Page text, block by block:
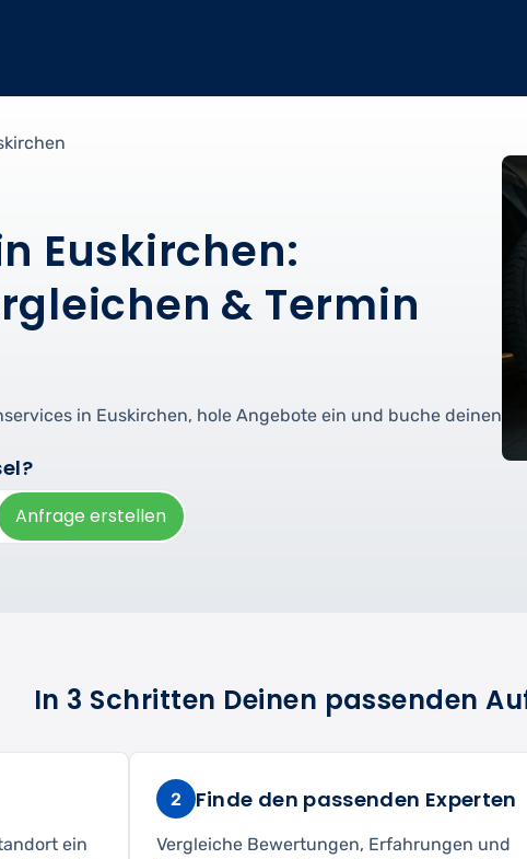
Euskirchen:
& Termin
in Euskirchen, hole Angebote ein und buche deinen
Anfrage erstellen
In 3 Schritten Deinen passenden
ein
2 Finde den passenden Experten
Vergleiche Bewertungen, Erfahrungen und